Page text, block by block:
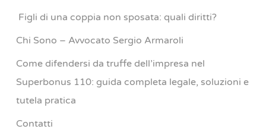
Figli di una coppia non sposata: quali diritti?
Chi Sono – Avvocato Sergio Armaroli
Come difendersi da truffe dell’impresa nel
Superbonus 110: guida completa legale, soluzioni e
tutela pratica
Contatti